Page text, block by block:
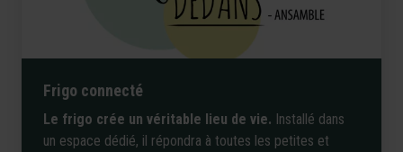
Frigo connecté
Le frigo crée un véritable lieu de vie. Installé dans
un espace dédié, il répondra à toutes les petites et